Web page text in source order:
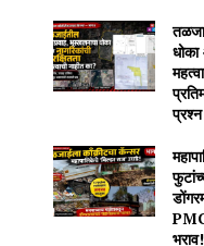
धोका
प्रश्न
भराव!